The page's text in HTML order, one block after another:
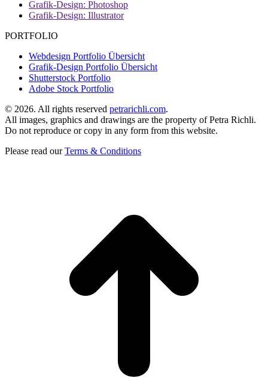
Grafik-Design: Photoshop
Grafik-Design: Illustrator
PORTFOLIO
Webdesign Portfolio Übersicht
Grafik-Design Portfolio Übersicht
Shutterstock Portfolio
Adobe Stock Portfolio
© 2026. All rights reserved petrarichli.com.
All images, graphics and drawings are the property of Petra Richli.
Do not reproduce or copy in any form from this website.
Please read ourTerms & Conditions